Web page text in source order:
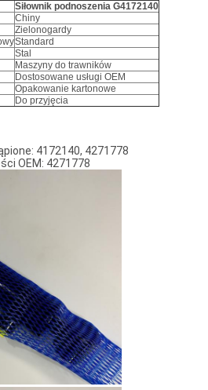
Siłownik podnoszenia G4172140
Chiny
Zielonogardy
Standard
Stal
Maszyny do trawników
Dostosowane usługi OEM
Opakowanie kartonowe
Do przyjęcia
4172140, 4271778
OEM: 4271778